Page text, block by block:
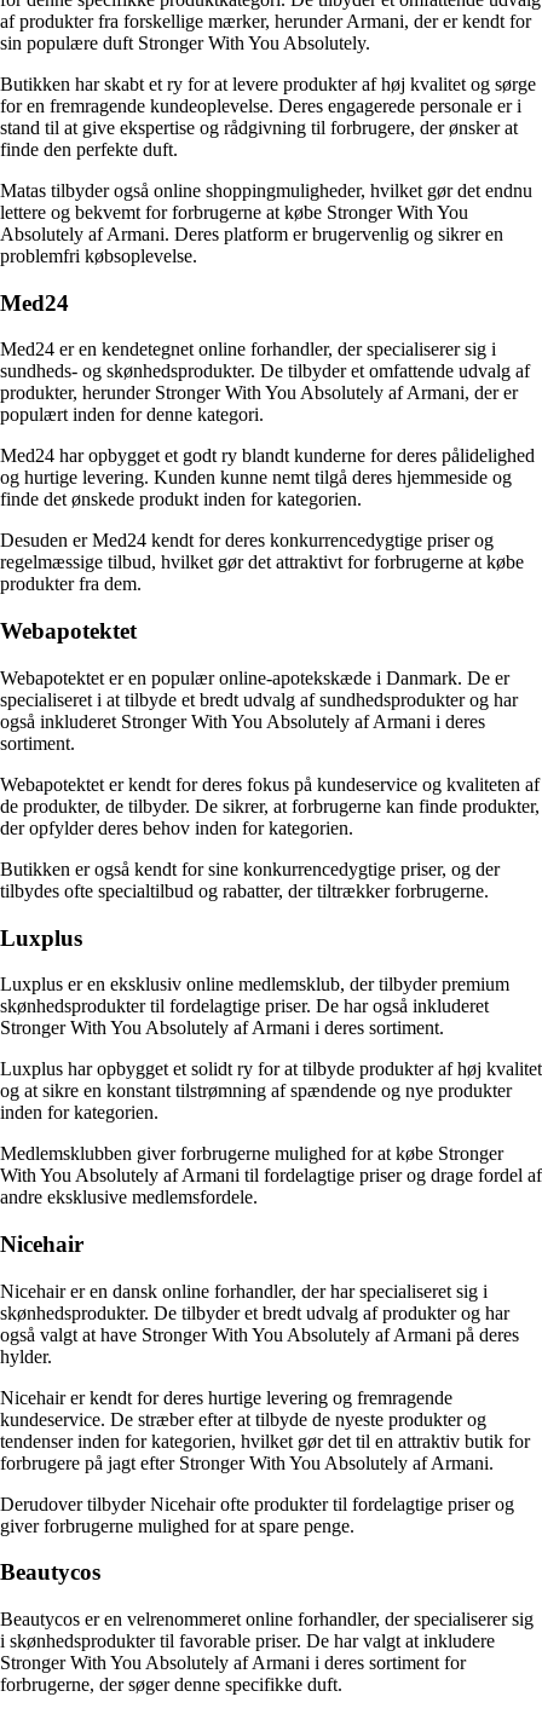
af produkter fra forskellige mærker, herunder Armani, der er kendt for
sin populære duft Stronger With You Absolutely.
Butikken har skabt et ry for at levere produkter af høj kvalitet og sørge
for en fremragende kundeoplevelse. Deres engagerede personale er i
stand til at give ekspertise og rådgivning til forbrugere, der ønsker at
finde den perfekte duft.
Matas tilbyder også online shoppingmuligheder, hvilket gør det endnu
lettere og bekvemt for forbrugerne at købe Stronger With You
Absolutely af Armani. Deres platform er brugervenlig og sikrer en
problemfri købsoplevelse.
Med24
Med24 er en kendetegnet online forhandler, der specialiserer sig i
sundheds- og skønhedsprodukter. De tilbyder et omfattende udvalg af
produkter, herunder Stronger With You Absolutely af Armani, der er
populært inden for denne kategori.
Med24 har opbygget et godt ry blandt kunderne for deres pålidelighed
og hurtige levering. Kunden kunne nemt tilgå deres hjemmeside og
finde det ønskede produkt inden for kategorien.
Desuden er Med24 kendt for deres konkurrencedygtige priser og
regelmæssige tilbud, hvilket gør det attraktivt for forbrugerne at købe
produkter fra dem.
Webapotektet
Webapotektet er en populær online-apotekskæde i Danmark. De er
specialiseret i at tilbyde et bredt udvalg af sundhedsprodukter og har
også inkluderet Stronger With You Absolutely af Armani i deres
sortiment.
Webapotektet er kendt for deres fokus på kundeservice og kvaliteten af
de produkter, de tilbyder. De sikrer, at forbrugerne kan finde produkter,
der opfylder deres behov inden for kategorien.
Butikken er også kendt for sine konkurrencedygtige priser, og der
tilbydes ofte specialtilbud og rabatter, der tiltrækker forbrugerne.
Luxplus
Luxplus er en eksklusiv online medlemsklub, der tilbyder premium
skønhedsprodukter til fordelagtige priser. De har også inkluderet
Stronger With You Absolutely af Armani i deres sortiment.
Luxplus har opbygget et solidt ry for at tilbyde produkter af høj kvalitet
og at sikre en konstant tilstrømning af spændende og nye produkter
inden for kategorien.
Medlemsklubben giver forbrugerne mulighed for at købe Stronger
With You Absolutely af Armani til fordelagtige priser og drage fordel af
andre eksklusive medlemsfordele.
Nicehair
Nicehair er en dansk online forhandler, der har specialiseret sig i
skønhedsprodukter. De tilbyder et bredt udvalg af produkter og har
også valgt at have Stronger With You Absolutely af Armani på deres
hylder.
Nicehair er kendt for deres hurtige levering og fremragende
kundeservice. De stræber efter at tilbyde de nyeste produkter og
tendenser inden for kategorien, hvilket gør det til en attraktiv butik for
forbrugere på jagt efter Stronger With You Absolutely af Armani.
Derudover tilbyder Nicehair ofte produkter til fordelagtige priser og
giver forbrugerne mulighed for at spare penge.
Beautycos
Beautycos er en velrenommeret online forhandler, der specialiserer sig
i skønhedsprodukter til favorable priser. De har valgt at inkludere
Stronger With You Absolutely af Armani i deres sortiment for
forbrugerne, der søger denne specifikke duft.